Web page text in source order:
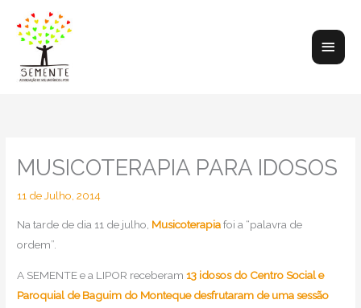
content
Main
MUSICOTERAPIA PARA IDOSOS
11 de Julho, 2014
Na tarde de dia 11 de julho, Musicoterapiafoi a “palavra de
ordem”.
A SEMENTE e a LIPOR receberam13 idosos do Centro Social e
Paroquial de Baguim do Monteque desfrutaram de uma sessão